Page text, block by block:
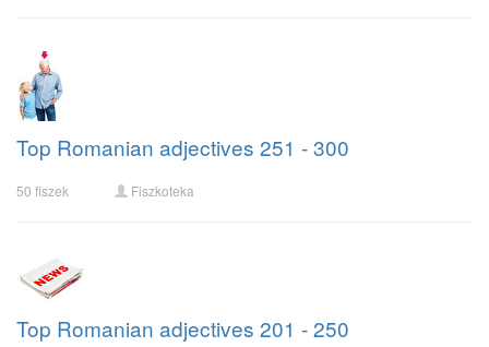
Top Romanian adjectives 251 - 300
50 fiszek Fiszkoteka
Top Romanian adjectives 201 - 250